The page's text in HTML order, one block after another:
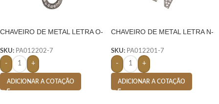
CHAVEIRO DE METAL LETRA O-
SKU: PA012202-7
- +
ADICIONAR A COTAÇÃO
CHAVEIRO DE METAL LETRA N-
SKU: PA012201-7
- +
ADICIONAR A COTAÇÃO